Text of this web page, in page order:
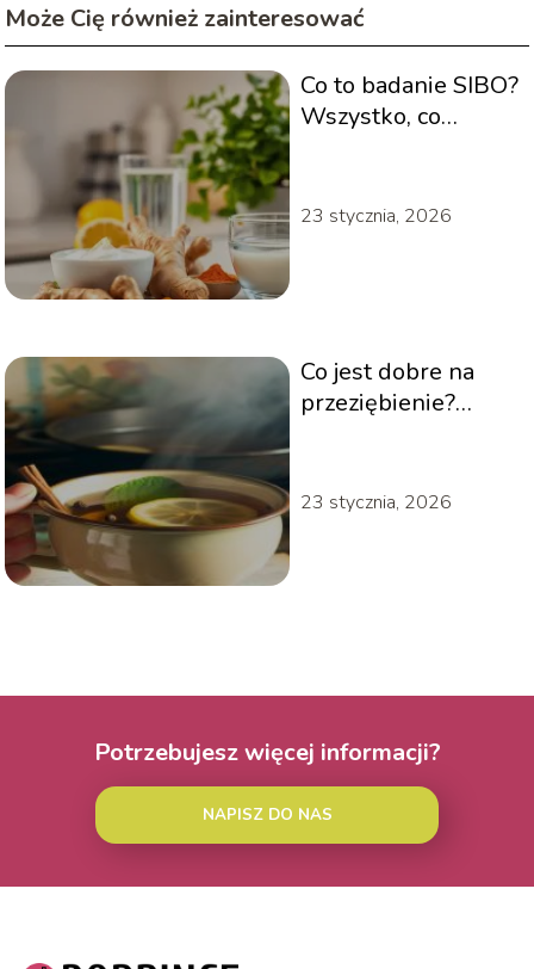
Może Cię również zainteresować
Co to badanie SIBO?
Wszystko, co
23 stycznia, 2026
Co jest dobre na
przeziębienie?
23 stycznia, 2026
Potrzebujesz więcej informacji?
NAPISZ DO NAS